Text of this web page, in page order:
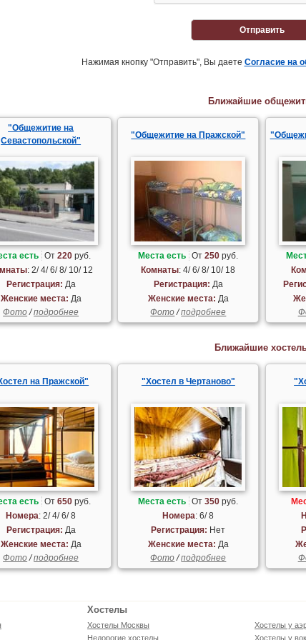
Отправить
Нажимая кнопку "Отправить", Вы даете Согласие на
Ближайшие
"Общежитие на
Севастопольской"
есть От220 руб.
: 2/ 4/ 6/ 8/ 10/ 12
Регистрация: Да
Женские места: Да
Фото /подробнее
"Общежитие на Пражской"
Места есть От250 руб.
Комнаты: 4/ 6/ 8/ 10/ 18
Регистрация: Да
Женские места: Да
Фото /подробнее
Ближайшие
на Пражской"
есть От650 руб.
Номера: 2/ 4/ 6/ 8
Регистрация: Да
Женские места: Да
Фото/подробнее
"Хостел в Чертаново"
Места есть От350 руб.
Номера: 6/ 8
Регистрация: Нет
Женские места: Да
Фото/подробнее
Хостелы
Хостелы Москвы
Недорогие хостелы
Хостелы у
Хостелы у